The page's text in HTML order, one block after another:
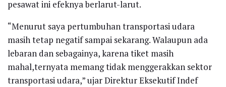
pesawat ini efeknya berlarut-larut.
“Menurut saya pertumbuhan transportasi udara
masih tetap negatif sampai sekarang. Walaupun ada
lebaran dan sebagainya, karena tiket masih
mahal,ternyata memang tidak menggerakkan sektor
transportasi udara,” ujar Direktur Eksekutif Indef